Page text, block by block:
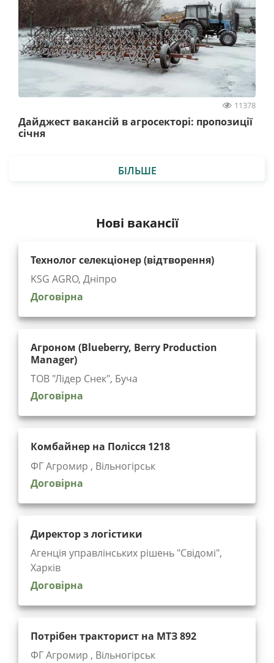
11378
Дайджест вакансій в агросекторі: пропозиції
січня
БІЛЬШЕ
Нові вакансії
Технолог селекціонер (відтворення)
KSG AGRO, Дніпро
Договірна
Агроном (Blueberry, Berry Production
Manager)
ТОВ "Лідер Снек", Буча
Договірна
Комбайнер на Полісся 1218
ФГ Агромир , Вільногірськ
Договірна
Директор з логістики
Агенція управлінських рішень "Cвідомі",
Харків
Договірна
Потрібен тракторист на МТЗ 892
ФГ Агромир , Вільногірськ